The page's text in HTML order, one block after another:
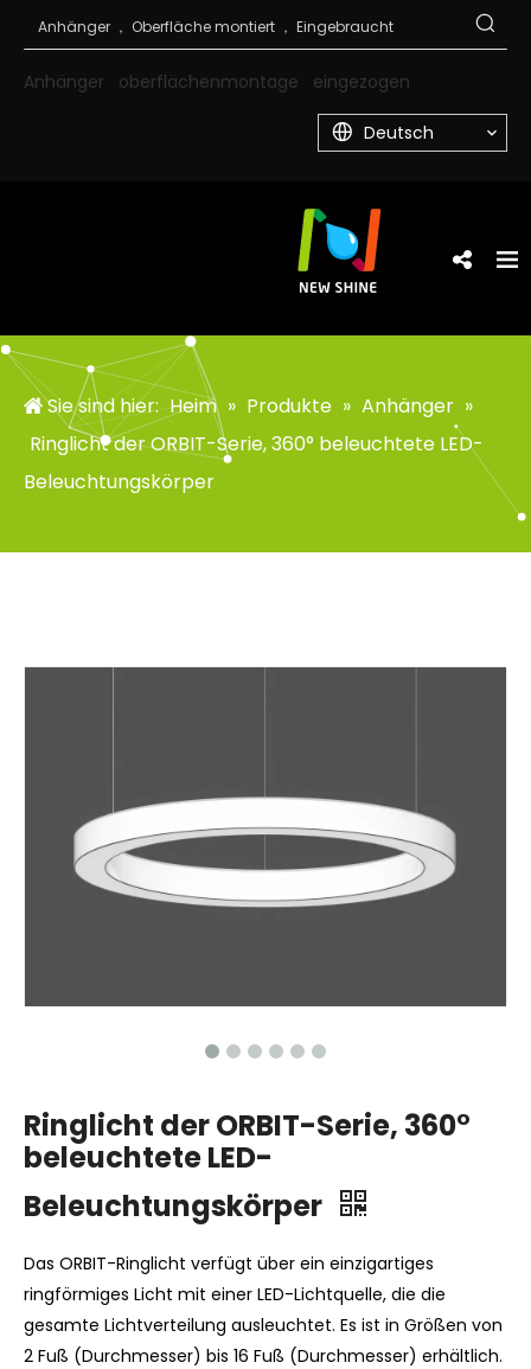
Anhänger oberflächenmontage eingezogen
Deutsch
Sie sind hier: Heim » Produkte » Anhänger »
Ringlicht der ORBIT-Serie, 360° beleuchtete LED-
Beleuchtungskörper
Ringlicht der ORBIT-Serie, 360°
beleuchtete LED-
Beleuchtungskörper
Das ORBIT-Ringlicht verfügt über ein einzigartiges
ringförmiges Licht mit einer LED-Lichtquelle, die die
gesamte Lichtverteilung ausleuchtet. Es ist in Größen von
2 Fuß (Durchmesser) bis 16 Fuß (Durchmesser) erhältlich.